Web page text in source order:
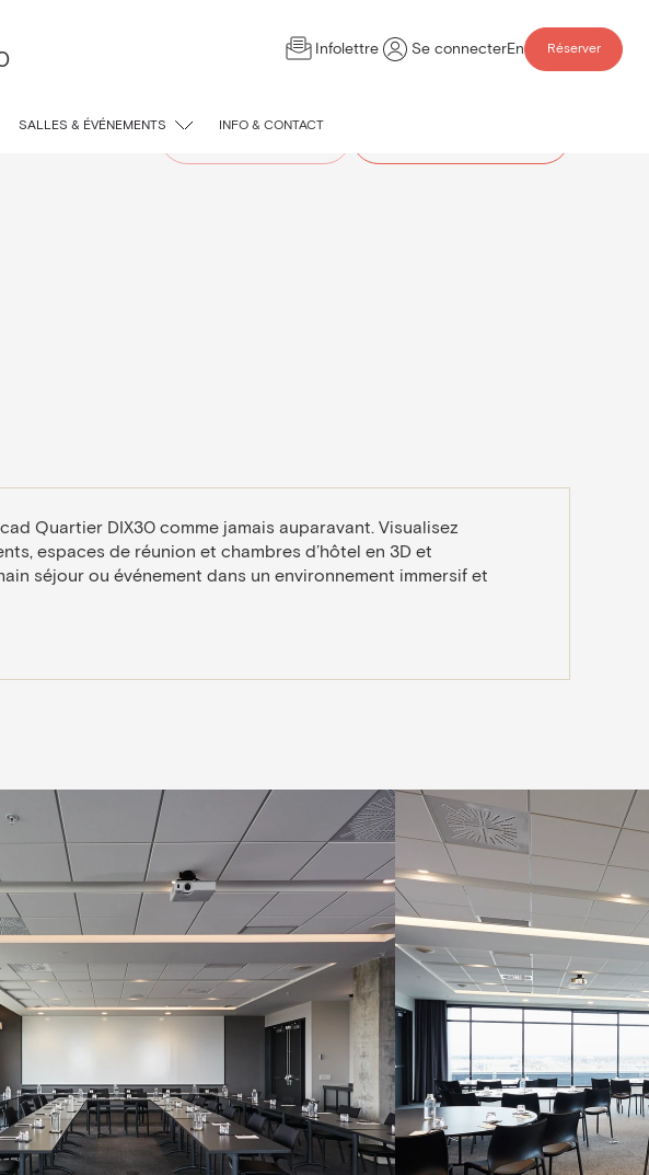
Infolettre Se connecterEn Réserver
SALLES & ÉVÉNEMENTS INFO & CONTACT
Quartier DIX30 comme jamais auparavant. Visualisez
espaces de réunion et chambres d’hôtel en 3D et
séjour ou événement dans un environnement immersif et